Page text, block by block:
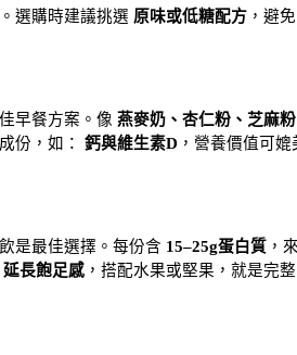
選購時建議挑選 原味或低糖配方 ，避
早餐方案。像 燕麥奶、杏仁粉、芝麻
份，如： 鈣與維生素D ，營養價值可媲
是最佳選擇。每份含 15–25g蛋白質 ，
長飽足感 ，搭配水果或堅果，就是完